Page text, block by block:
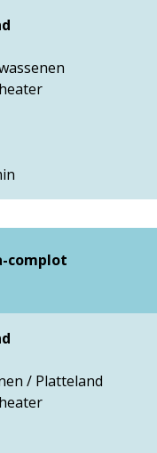
complot
/ Platteland